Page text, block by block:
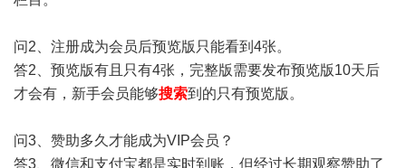
问2、注册成为会员后预览版只能看到4张。
答2、预览版有且只有4张，完整版需要发布预览版10天后
才会有，新手会员能够搜索到的只有预览版。
问3、赞助多久才能成为VIP会员？
答3、微信和支付宝都是实时到账，但经过长期观察赞助了